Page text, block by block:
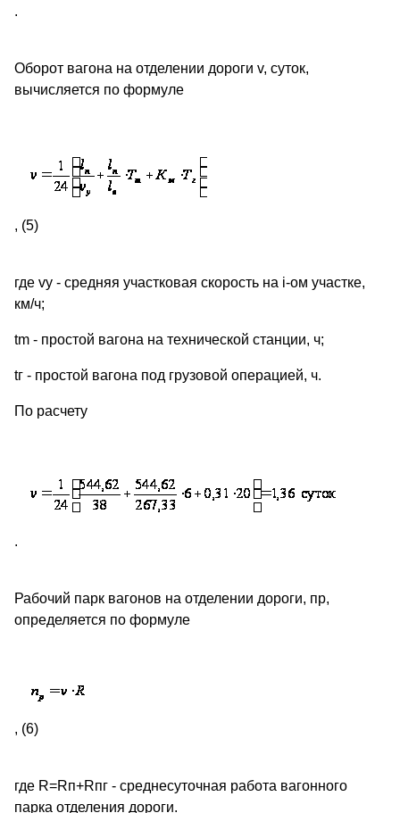
.
Оборот вагона на отделении дороги v, суток,
вычисляется по формуле
, (5)
где vу - средняя участковая скорость на i-ом участке,
км/ч;
tm - простой вагона на технической станции, ч;
tг - простой вагона под грузовой операцией, ч.
По расчету
.
Рабочий парк вагонов на отделении дороги, пр,
определяется по формуле
, (6)
где R=Rп+Rпг - среднесуточная работа вагонного
парка отделения дороги.